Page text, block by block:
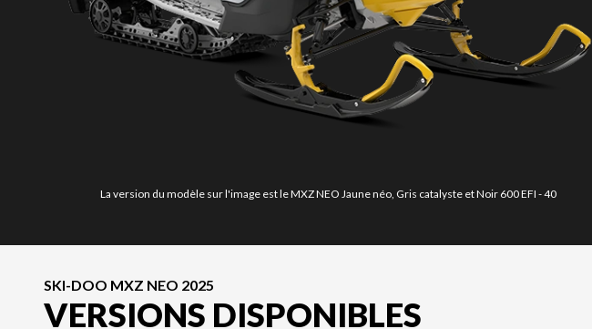
La version du modèle sur l'image est le MXZ NEO Jaune néo, Gris catalyste et Noir 600 EFI - 40
SKI-DOO MXZ NEO 2025
VERSIONS DISPONIBLES